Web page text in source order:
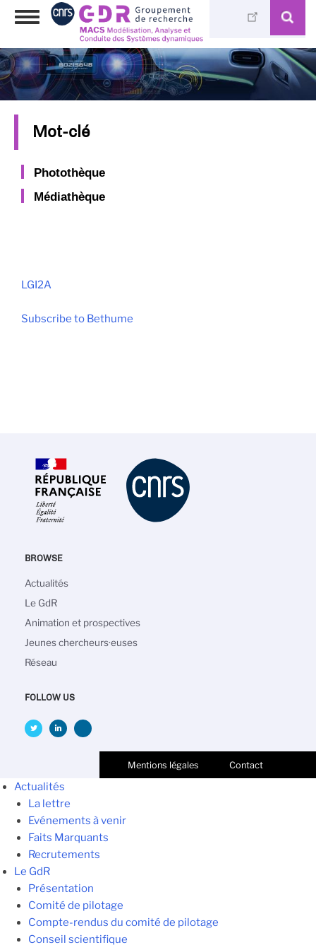
Skip
content
Toggle
Mot-clé
Photothèque
Médiathèque
LGI2A
Subscribe to Bethume
BROWSE
Main
navigation
Actualités
Le GdR
Animation et prospectives
Jeunes chercheurs·euses
Réseau
FOLLOW US
Mentions légales Contact
Actualités
La lettre
Evénements à venir
Faits Marquants
Recrutements
Le GdR
Présentation
Comité de pilotage
Compte-rendus du comité de pilotage
Conseil scientifique